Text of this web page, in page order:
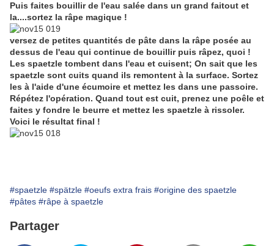
Puis faites bouillir de l'eau salée dans un grand faitout et
la....sortez la râpe magique !
versez de petites quantités de pâte dans la râpe posée au
dessus de l'eau qui continue de bouillir puis râpez, quoi !
Les spaetzle tombent dans l'eau et cuisent; On sait que les
spaetzle sont cuits quand ils remontent à la surface. Sortez
les à l'aide d'une écumoire et mettez les dans une passoire.
Répétez l'opération. Quand tout est cuit, prenez une poêle et
faites y fondre le beurre et mettez les spaetzle à rissoler.
Voici le résultat final !
#spaetzle #spätzle #oeufs extra frais #origine des spaetzle
#pâtes #râpe à spaetzle
Partager